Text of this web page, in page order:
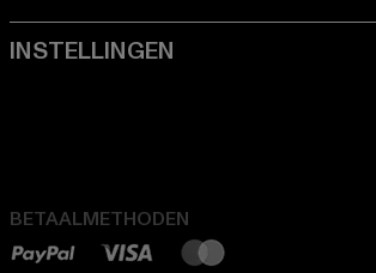
BETAALMETHODEN